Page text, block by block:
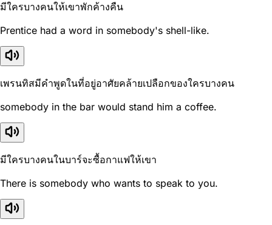
มีใครบางคนให้เขาพักค้างคืน
Prentice had a word in somebody's shell-like.
เพรนทิสมีคำพูดในที่อยู่อาศัยคล้ายเปลือกของใครบางคน
somebody in the bar would stand him a coffee.
มีใครบางคนในบาร์จะซื้อกาแฟให้เขา
There is somebody who wants to speak to you.